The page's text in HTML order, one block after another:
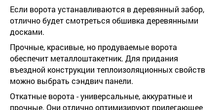
Если ворота устанавливаются в деревянный забор,
отлично будет смотреться обшивка деревянными
досками.
Прочные, красивые, но продуваемые ворота
обеспечит металлоштакетник. Для придания
въездной конструкции теплоизоляционных свойств
можно выбрать сэндвич панели.
Откатные ворота - универсальные, аккуратные и
прочные. Они отлично оптимизируют прилегающее